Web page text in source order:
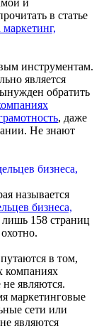
в статье
инструментам.
является
обратить
, даже
Не знают
называется
бизнеса,
158 страниц
в том,
компаниях
являются.
маркетинговые
сети или
являются